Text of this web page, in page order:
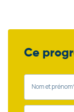
Ce
Nom et